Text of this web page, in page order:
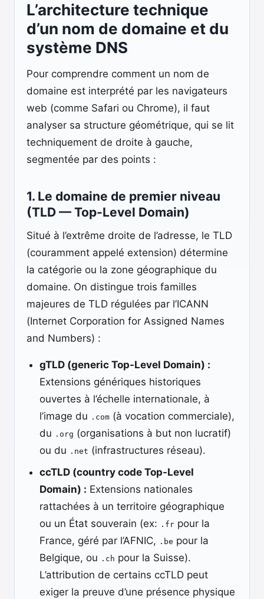
L’architecture technique
d’un nom de domaine et du
système DNS
Pour comprendre comment un nom de
domaine est interprété par les navigateurs
web (comme Safari ou Chrome), il faut
analyser sa structure géométrique, qui se lit
techniquement de droite à gauche,
segmentée par des points :
1. Le domaine de premier niveau
(TLD — Top-Level Domain)
Situé à l’extrême droite de l’adresse, le TLD
(couramment appelé extension) détermine
la catégorie ou la zone géographique du
domaine. On distingue trois familles
majeures de TLD régulées par l’ICANN
(Internet Corporation for Assigned Names
and Numbers) :
gTLD (generic Top-Level Domain) :
Extensions génériques historiques
ouvertes à l’échelle internationale, à
l’image du .com (à vocation commerciale),
du .org (organisations à but non lucratif)
ou du .net (infrastructures réseau).
ccTLD (country code Top-Level
Domain) : Extensions nationales
rattachées à un territoire géographique
ou un État souverain (ex: .fr pour la
France, géré par l’AFNIC, .be pour la
Belgique, ou .ch pour la Suisse).
L’attribution de certains ccTLD peut
exiger la preuve d’une présence physique